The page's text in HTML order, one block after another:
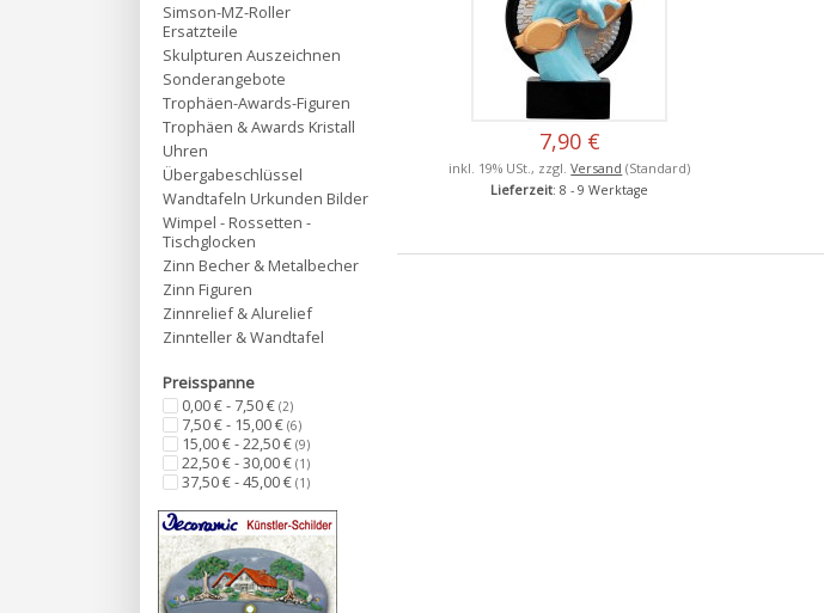
7,90 €
inkl. 19% USt., zzgl.Versand (Standard)
Lieferzeit: 8 - 9 Werktage
Simson-MZ-Roller
Ersatzteile
Skulpturen Auszeichnen
Sonderangebote
Trophäen-Awards-Figuren
Trophäen & Awards Kristall
Uhren
Übergabeschlüssel
Wandtafeln Urkunden Bilder
Wimpel - Rossetten -
Tischglocken
Zinn Becher & Metalbecher
Zinn Figuren
Zinnrelief & Alurelief
Zinnteller & Wandtafel
Preisspanne
0,00 € - 7,50 € (2)
7,50 € - 15,00 € (6)
15,00 € - 22,50 € (9)
22,50 € - 30,00 € (1)
37,50 € - 45,00 € (1)